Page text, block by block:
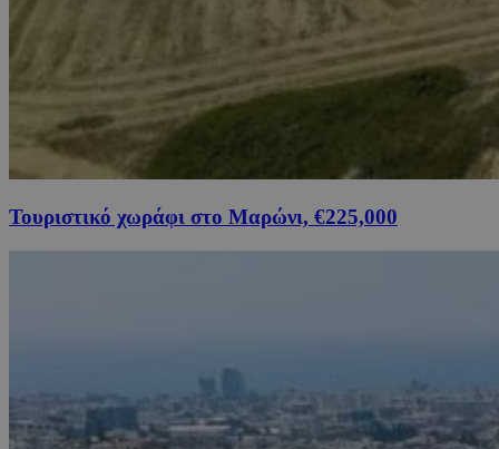
Τουριστικό χωράφι στο Μαρώνι, €225,000